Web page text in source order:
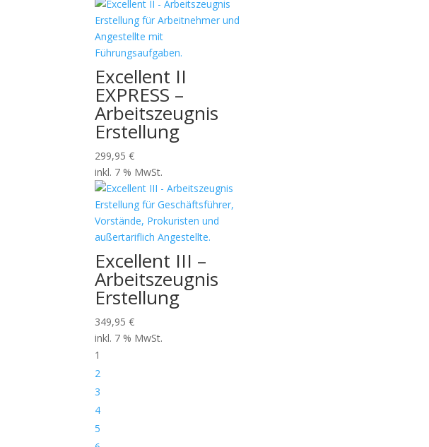
Excellent II
EXPRESS –
Arbeitszeugnis
Erstellung
299,95€
inkl. 7 % MwSt.
Excellent III –
Arbeitszeugnis
Erstellung
349,95€
inkl. 7 % MwSt.
1
2
3
4
5